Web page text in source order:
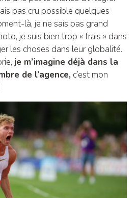
pas cru possible quelques
là, je ne sais pas grand
je suis bien trop « frais » dans
les choses dans leur globalité.
je m’imagine déjà dans la
de l’agence, c’est mon